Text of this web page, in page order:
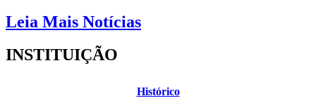
Leia Mais Notícias
INSTITUIÇÃO
Histórico